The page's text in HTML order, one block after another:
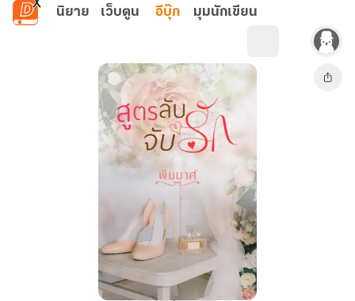
ข้ามไปยังเนื้อหาหลัก
นิยาย เว็บตูน อีบุ๊ก มุมนักเขียน